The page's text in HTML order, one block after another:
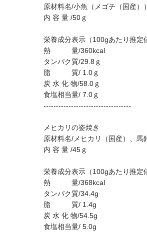
原材料名/小魚（メゴチ（国産
内 容 量 /50ｇ
栄養成分表示（100gあたり推定
熱 量/360kcal
タンパク質/29.8ｇ
脂 質/ 1.0ｇ
炭 水 化 物/58.0ｇ
食塩相当量/ 7.0ｇ
-----------------------------------
メヒカリの姿焼き
原材料名/メヒカリ（国産）、馬
内 容 量 /45ｇ
栄養成分表示（100gあたり推定
熱 量/368kcal
タンパク質/34.4g
脂 質/ 1.4g
炭 水 化 物/54.5g
食塩相当量/ 5.0g